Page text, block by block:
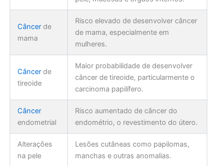
Câncerde
mama
Risco elevado de desenvolver câncer
de mama, especialmente em
mulheres.
Câncerde
tireoide
Maior probabilidade de desenvolver
câncer de tireoide, particularmente o
carcinoma papilífero.
Câncer
endometrial
Risco aumentado de câncer do
endométrio, o revestimento do útero.
Alterações
na pele
Lesões cutâneas como papilomas,
manchas e outras anomalias.